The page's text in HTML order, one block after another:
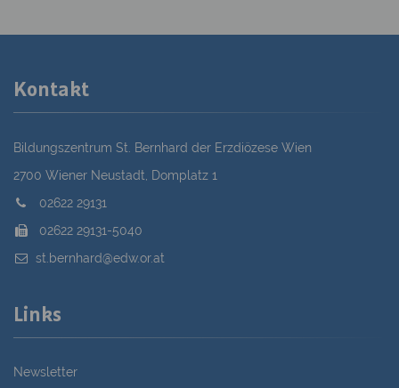
Kontakt
Bildungszentrum St. Bernhard der Erzdiözese Wien
2700 Wiener Neustadt, Domplatz 1
02622 29131
02622 29131-5040
st.bernhard@edw.or.at
Links
Newsletter